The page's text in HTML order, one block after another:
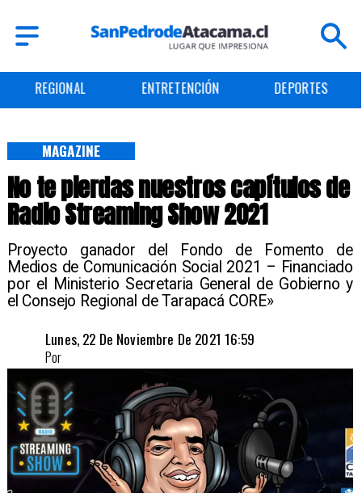
REGIONAL ENTRETENCIÓN DEPORTES
No te pierdas nuestros capítulos de
Radio Streaming Show 2021
Proyecto ganador del Fondo de Fomento de
Medios de Comunicación Social 2021 – Financiado
por el Ministerio Secretaria General de Gobierno y
el Consejo Regional de Tarapacá CORE»
MAGAZINE
Lunes, 22 De Noviembre De 2021 16:59
Por